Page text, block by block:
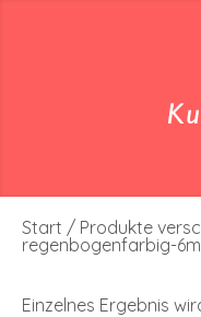
Start / Produkte
regenbogenfarbig-
Einzelnes Ergebnis